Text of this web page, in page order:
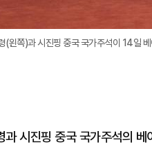
(왼쪽)과 시진핑 중국 국가주석이 14일
시진핑 중국 국가주석의